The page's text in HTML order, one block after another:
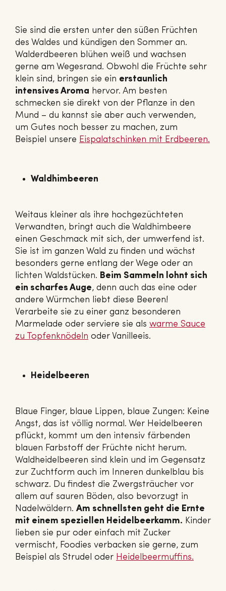
Sie sind die ersten unter den süßen Früchten
des Waldes und kündigen den Sommer an.
Walderdbeeren blühen weiß und wachsen
gerne am Wegesrand. Obwohl die Früchte sehr
klein sind, bringen sie ein erstaunlich
intensives Aroma hervor. Am besten
schmecken sie direkt von der Pflanze in den
Mund – du kannst sie aber auch verwenden,
um Gutes noch besser zu machen, zum
Beispiel unsere Eis­pa­la­tschin­ken mit Erdbeeren.
Waldhimbeeren
Weitaus kleiner als ihre hochgezüchteten
Verwandten, bringt auch die Waldhimbeere
einen Geschmack mit sich, der umwerfend ist.
Sie ist im ganzen Wald zu finden und wächst
besonders gerne entlang der Wege oder an
lichten Waldstücken. Beim Sammeln lohnt sich
ein scharfes Auge, denn auch das eine oder
andere Würmchen liebt diese Beeren!
Verarbeite sie zu einer ganz besonderen
Marmelade oder serviere sie als warme Sauce
zu Top­fen­knö­deln oder Vanilleeis.
Heidelbeeren
Blaue Finger, blaue Lippen, blaue Zungen: Keine
Angst, das ist völlig normal. Wer Heidelbeeren
pflückt, kommt um den intensiv färbenden
blauen Farbstoff der Früchte nicht herum.
Waldheidelbeeren sind klein und im Gegensatz
zur Zuchtform auch im Inneren dunkelblau bis
schwarz. Du findest die Zwergsträucher vor
allem auf sauren Böden, also bevorzugt in
Nadelwäldern. Am schnellsten geht die Ernte
mit einem speziellen Heidelbeerkamm. Kinder
lieben sie pur oder einfach mit Zucker
vermischt, Foodies verbacken sie gerne, zum
Beispiel als Strudel oder Hei­del­beer­muf­fins.